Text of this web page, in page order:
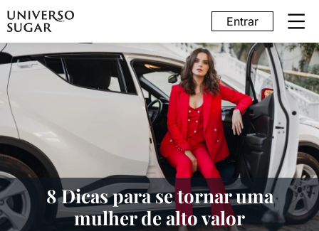
Entrar
8 Dicas para se tornar uma
mulher de alto valor